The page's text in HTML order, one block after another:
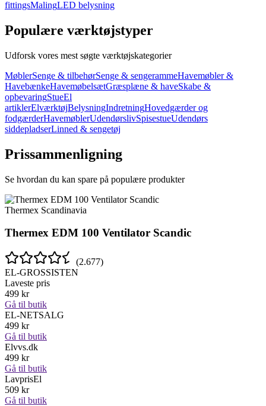
fittingsMalingLED belysning
Populære værktøjstyper
Udforsk vores mest søgte værktøjskategorier
MøblerSenge & tilbehørSenge & sengerammeHavemøbler &
HavebænkeHavemøbelsætGræsplæne & haveSkabe &
opbevaringStueEl
artiklerElværktøjBelysningIndretningHovedgærder og
fodgærderHavemøblerUdendørslivSpisestueUdendørs
siddepladserLinned & sengetøj
Prissammenligning
Se hvordan du kan spare på populære produkter
Thermex Scandinavia
Thermex EDM 100 Ventilator Scandic
(2.677)
EL-GROSSISTEN
Laveste pris
499 kr
Gå til butik
EL-NETSALG
499 kr
Gå til butik
Elvvs.dk
499 kr
Gå til butik
LavprisEl
509 kr
Gå til butik